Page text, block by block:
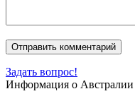
Задать вопрос!
Информация о Австралии